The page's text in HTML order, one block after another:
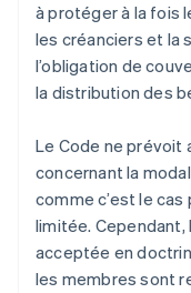
à protéger à la fois
les créanciers et la
l’obligation de
la distribution des
Le Code ne prévoit
concernant la
comme c’est le
limitée. Cependant,
acceptée en
les membres sont